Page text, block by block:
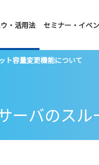
・活用法 セミナー・イベ
ト容量変更機能について
バのス